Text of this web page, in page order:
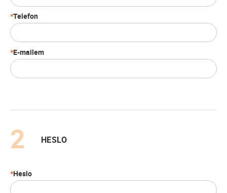
Telefon
E-mailem
HESLO
Heslo